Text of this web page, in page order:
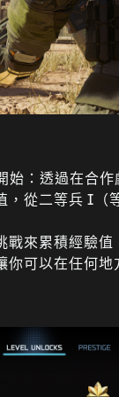
始：透過在合
，從二等兵 I（
來累積經驗
可以在任何地